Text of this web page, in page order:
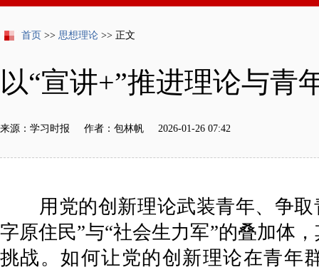
首页 >> 思想理论 >> 正文
以“宣讲+”推进理论与青
来源：学习时报 作者：包林帆 2026-01-26 07:42
用党的创新理论武装青年、争取
字原住民”与“社会生力军”的叠加体
挑战。如何让党的创新理论在青年